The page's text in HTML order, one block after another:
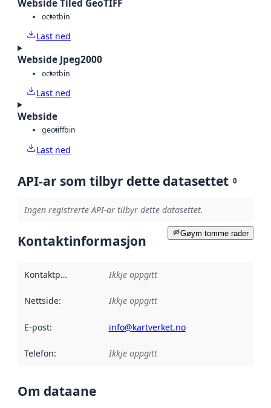
Webside Tiled GeoTIFF
octetbin
Last ned
Webside Jpeg2000
octetbin
Last ned
Webside
geotiffbin
Last ned
API-ar som tilbyr dette datasettet 0
Ingen registrerte API-ar tilbyr dette datasettet.
Gøym tomme rader
Kontaktinformasjon
Kontaktpunkt Ikkje oppgitt
Nettside: Ikkje oppgitt
E-post: info@kartverket.no
Telefon: Ikkje oppgitt
Om dataane